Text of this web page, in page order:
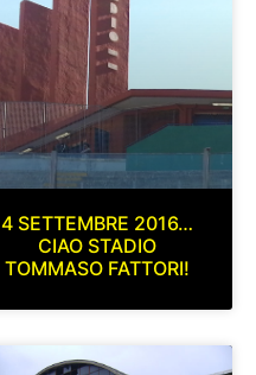
4 SETTEMBRE 2016…
CIAO STADIO
TOMMASO FATTORI!